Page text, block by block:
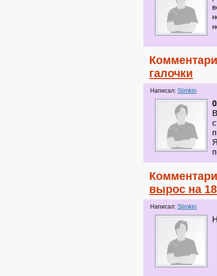
галочки
Написал:Slimkin
вырос на
Написал:Slimkin